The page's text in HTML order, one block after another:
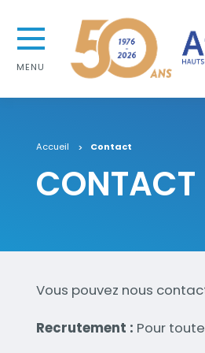
Aller au premier menu de
Aller à la recherche
MENU
Atmo Hauts-de-France
Accueil Contact
CONTACT
Vous pouvez nous
Recrutement : Pour